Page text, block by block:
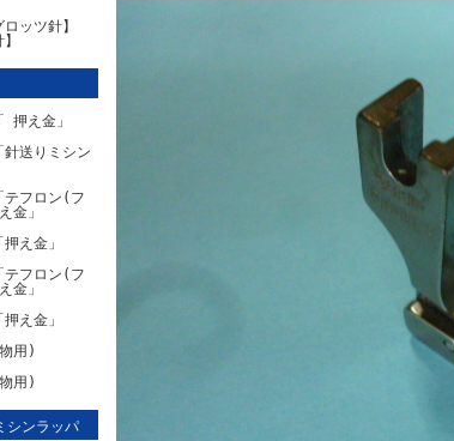
ッツ針】
え金」
送りミシン
フロン(フ
金」
え金」
フロン(フ
金」
え金」
用)
用)
シンラッパ